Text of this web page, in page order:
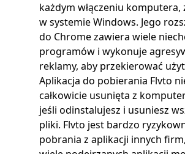
każdym włączeniu komputera,
w systemie Windows. Jego
do Chrome zawiera wiele
programów i wykonuje
reklamy, aby przekierować
Aplikacja do pobierania Flvto
całkowicie usunięta z
jeśli odinstalujesz i usuniesz
pliki. Flvto jest bardzo
pobrania z aplikacji innych